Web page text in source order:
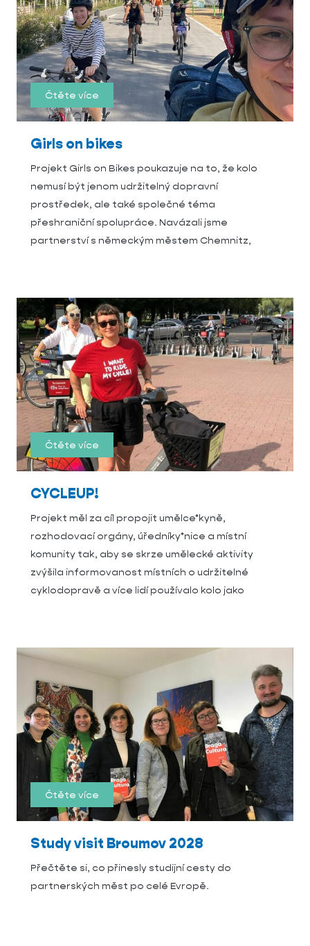
Čtěte více
Girls on bikes
Projekt Girls on Bikes poukazuje na to, že kolo
nemusí být jenom udržitelný dopravní
prostředek, ale také společné téma
přeshraniční spolupráce. Navázali jsme
partnerství s německým městem Chemnitz,
Čtěte více
CYCLEUP!
Projekt měl za cíl propojit umělce*kyně,
rozhodovací orgány, úředníky*nice a místní
komunity tak, aby se skrze umělecké aktivity
zvýšila informovanost místních o udržitelné
cyklodopravě a více lidí používalo kolo jako
Čtěte více
Study visit Broumov 2028
Přečtěte si, co přinesly studijní cesty do
partnerských měst po celé Evropě.